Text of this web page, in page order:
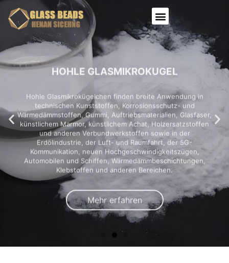
HOHLE GLASMIKROKUGEL
Hohle Glasmikrokügelchen finden breite Anwendung in
Wärmedämmstoffen, Gummi, Auftriebsmaterialien, Glasfaser,
künstlichem Marmor, künstlichem Achat, Holzersatzstoffen
und anderen Verbundwerkstoffen sowie in der
Erdölindustrie, der Luft- und Raumfahrt, der 5G-
Kommunikation, neuen Hochgeschwindigkeitszügen,
Automobilen und Schiffen, Wärmedämmbeschichtungen,
Klebstoffen und anderen Bereichen.
Mehr erfahren